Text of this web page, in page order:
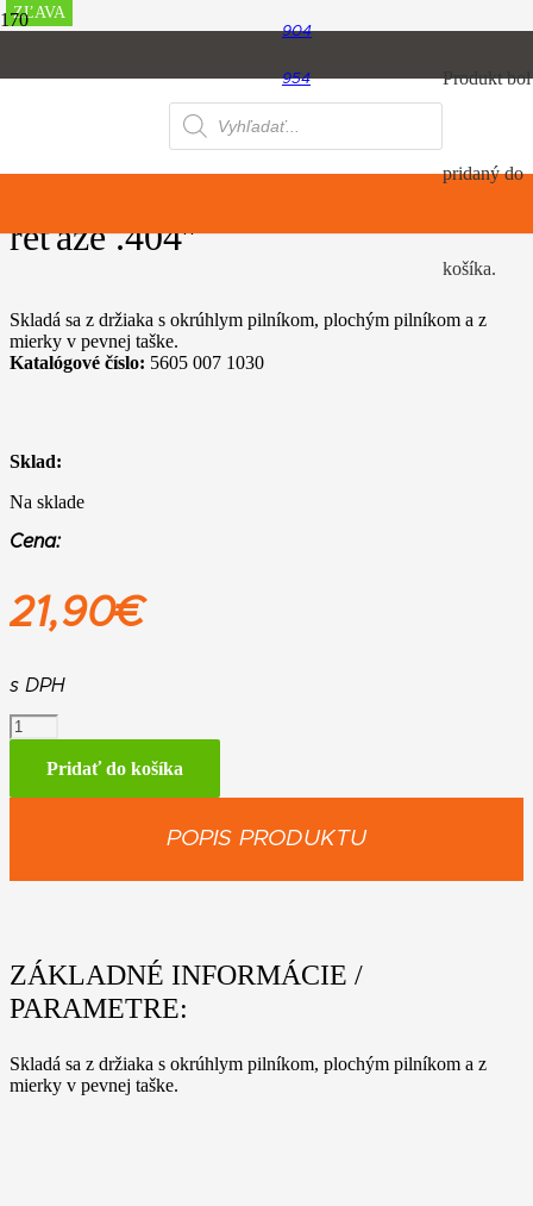
904
954
064
Products
search
Produktbol
pridaný do
košíka.
Motorové píly
Brúsna sada pre pílové reťaze Pre reťaze .404″
Brúsna sada pre pílové reťaze Pre
reťaze .404″
Skladá sa z držiaka s okrúhlym pilníkom, plochým pilníkom a z
mierky v pevnej taške.
Katalógové číslo: 5605 007 1030
Sklad:
Na sklade
Cena:
21,90€
s DPH
množstvo
Brúsna
Pridať do košíka
POPIS PRODUKTU
ZÁKLADNÉ INFORMÁCIE /
PARAMETRE:
Skladá sa z držiaka s okrúhlym pilníkom, plochým pilníkom a z
mierky v pevnej taške.
ZĽAVA
ZĽAVA
ZĽAVA
ZĽAVA
ZĽAVA
ZĽAVA
ZĽAVA
ZĽAVA
ZĽAVA
ZĽAVA